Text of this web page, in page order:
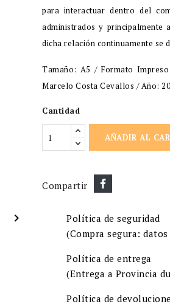

para interactuar dentro del
administrados y
dicha relación continuamente se
Tamaño: A5 / Formato
Marcelo Costa Cevallos / Año:
Cantidad
AÑADIR AL
Compartir
Política de seguridad
(Compra segura:
Política de entrega
(Entrega a Provincia
Política de